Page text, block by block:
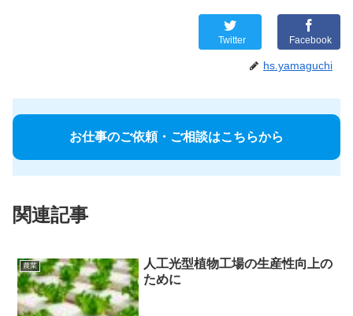
Twitter Facebook
hs.yamaguchi
お仕事のご依頼・ご相談はこちらから
関連記事
農業
人工光型植物工場の生産性向上の
ために